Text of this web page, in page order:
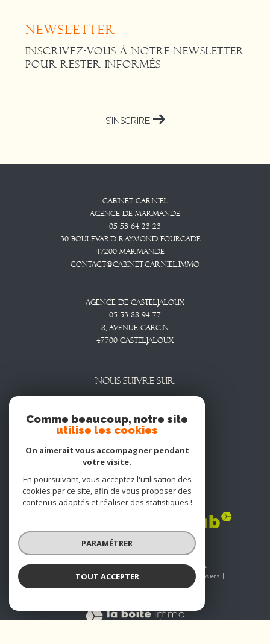
Newsletter
INSCRIVEZ-VOUS À NOTRE NEWSLETTER
POUR RESTER INFORMÉS
S'INSCRIRE
Cabinet CARNIEL
Agence De Marmande
05 53 64 23 23
30 Boulevard Raymond Fourcade
47200
Marmande
contact@cabinet-carniel.immo
Agence De Casteljaloux
05 53 88 94 77
8, Avenue CARCIN
47700
CASTELJALOUX
NOUS SUIVRE SUR
Adhérents
© 2026 | Tous droits réservés | Traduction powered by Google |
Nos honoraires
Plan du site Mentions légales
Nos liens
Comme beaucoup, notre site
utilise les cookies
On aimerait vous accompagner pendant
votre visite.
En poursuivant, vous acceptez l'utilisation des
cookies par ce site, afin de vous proposer des
contenus adaptés et réaliser des statistiques !
PARAMÉTRER
TOUT ACCEPTER